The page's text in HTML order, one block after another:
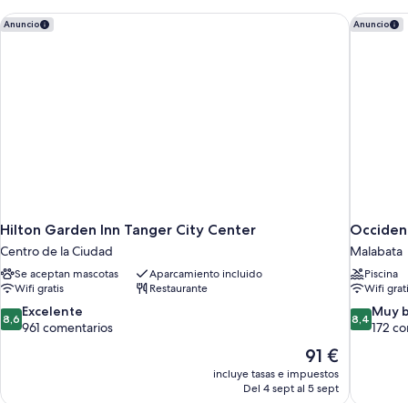
Anuncio
Hilton Garden Inn Tanger City Center
Centro de la Ciudad
Se aceptan mascotas
Aparcamiento incluido
Wifi gratis
Restaurante
8.6
sobre
8,6 Excelente
961 comentarios
El
precio
actual
91 €
incluye tasas e impuestos
Del 4 sept al 5 sept
Hilton Garden Inn Tanger City Center Anuncio
Malabata
Piscina
Wifi
8.4
sobre
172
8,4 Muy
172